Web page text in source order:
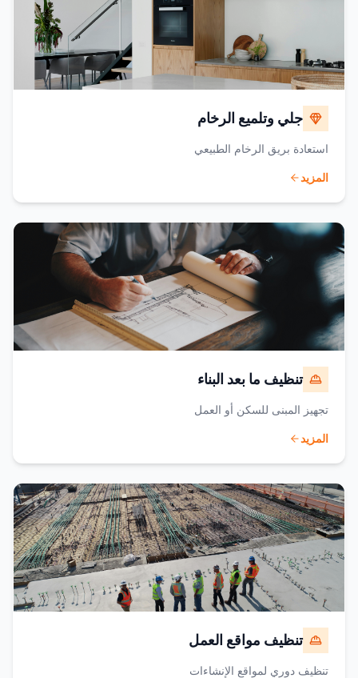
جلي وتلميع الرخام
استعادة بريق الرخام الطبيعي
المزيد
تنظيف ما بعد البناء
تجهيز المبنى للسكن أو العمل
المزيد
تنظيف مواقع العمل
تنظيف دوري لمواقع الإنشاءات